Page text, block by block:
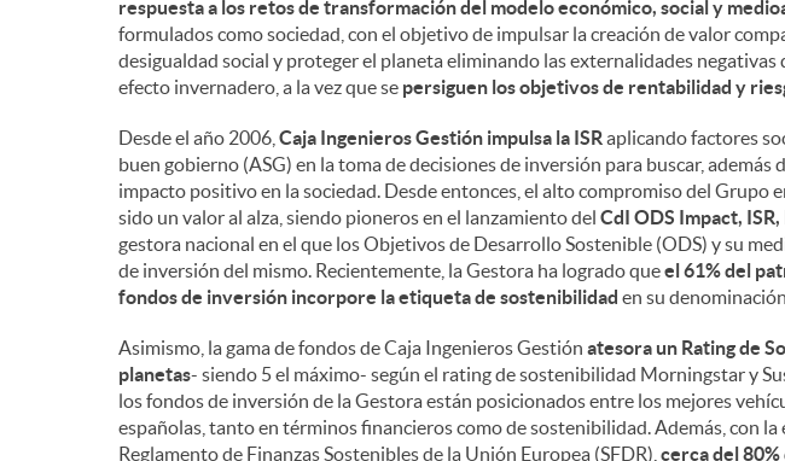
respuesta a los retos de transformación del modelo económico, social y
formulados como sociedad, con el objetivo de impulsar la creación de valor
desigualdad social y proteger el planeta eliminando las externalidades negativas
efecto invernadero, a la vez que se persiguen los objetivos de rentabilidad y
Desde el año 2006, Caja Ingenieros Gestión impulsa la ISRaplicando factores
buen gobierno (ASG) en la toma de decisiones de inversión para buscar,
impacto positivo en la sociedad. Desde entonces, el alto compromiso del Grupo
sido un valor al alza, siendo pioneros en el lanzamiento del CdI ODS Impact, ISR,
gestora nacional en el que los Objetivos de Desarrollo Sostenible (ODS) y su
de inversión del mismo. Recientemente, la Gestora ha logrado queel 61% del
fondos de inversión incorpore la etiqueta de sostenibilidad en su denominación.
Asimismo, la gama de fondos de Caja Ingenieros Gestión atesora un Rating de
planetas- siendo 5 el máximo- según el rating de sostenibilidad Morningstar y
los fondos de inversión de la Gestora están posicionados entre los mejores
españolas, tanto en términos financieros como de sostenibilidad. Además, con
Reglamento de Finanzas Sostenibles de la Unión Europea (SFDR), cerca del